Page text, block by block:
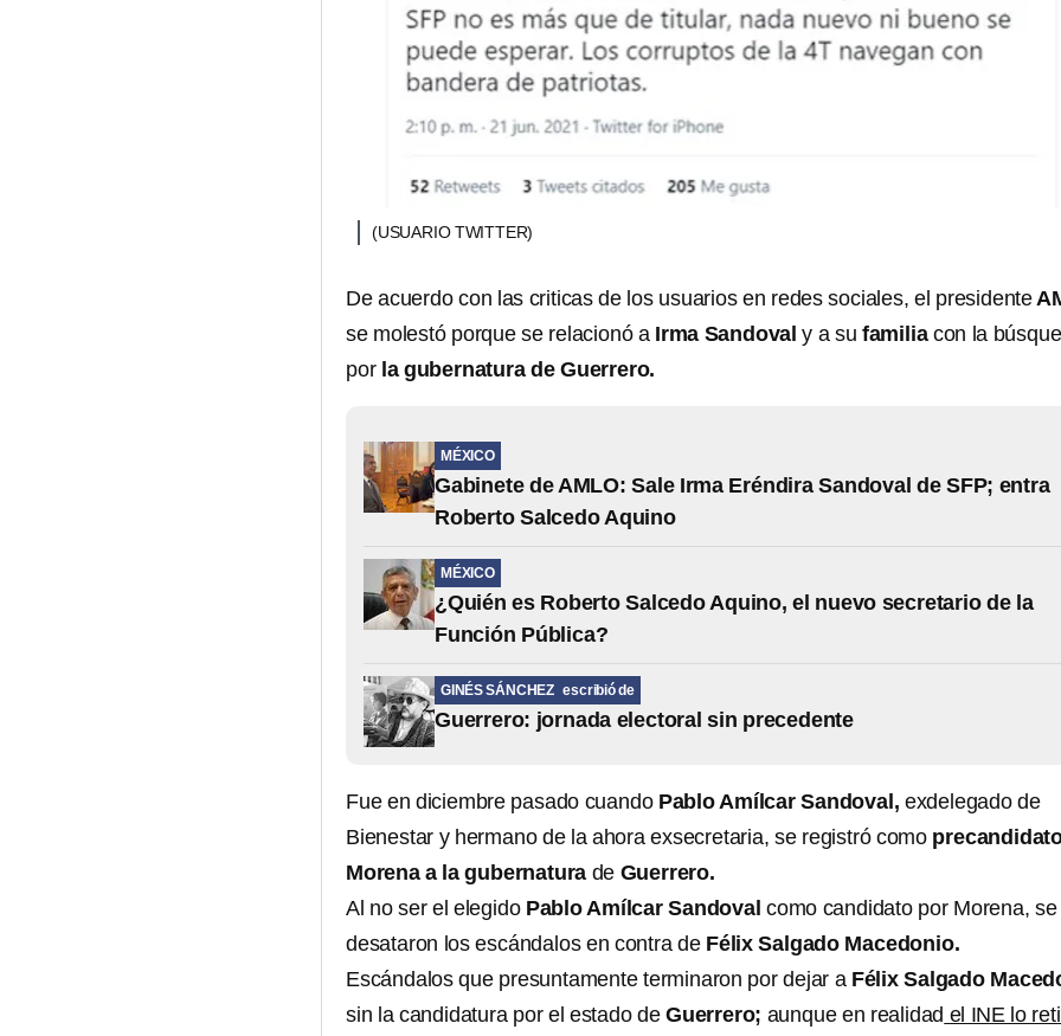
(USUARIO TWITTER)
De acuerdo con las criticas de los usuarios en redes sociales, el presidente
se molestó porque se relacionó aIrma Sandoval y a su familiacon la
porla gubernatura de Guerrero.
MÉXICO
Gabinete de AMLO: Sale Irma Eréndira Sandoval de SFP; entra
Roberto Salcedo Aquino
MÉXICO
¿Quién es Roberto Salcedo Aquino, el nuevo secretario de la
Función Pública?
GINÉS SÁNCHEZ escribió de
Guerrero: jornada electoral sin precedente
Fue en diciembre pasado cuando Pablo Amílcar Sandoval, exdelegado de
Bienestar y hermano de la ahora exsecretaria, se registró como
Morena a la gubernatura de Guerrero.
Al no ser el elegido Pablo Amílcar Sandovalcomo candidato por Morena, se
desataron los escándalos en contra de Félix Salgado Macedonio.
Escándalos que presuntamente terminaron por dejar a Félix Salgado
sin la candidatura por el estado deGuerrero; aunque en realidad el INE lo